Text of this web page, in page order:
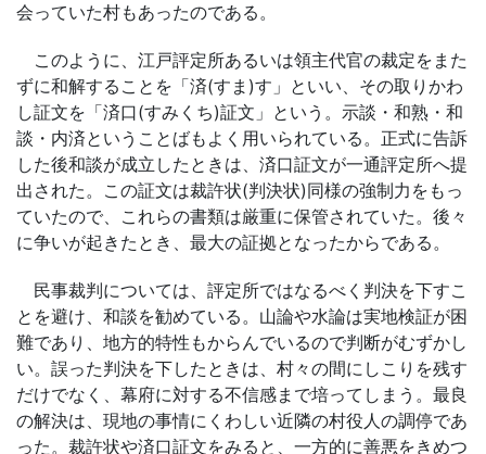
会っていた村もあったのである。
このように、江戸評定所あるいは領主代官の裁定をまた
ずに和解することを「済(すま)す」といい、その取りかわ
し証文を「済口(すみくち)証文」という。示談・和熟・和
談・内済ということばもよく用いられている。正式に告訴
した後和談が成立したときは、済口証文が一通評定所へ提
出された。この証文は裁許状(判決状)同様の強制力をもっ
ていたので、これらの書類は厳重に保管されていた。後々
に争いが起きたとき、最大の証拠となったからである。
民事裁判については、評定所ではなるべく判決を下すこ
とを避け、和談を勧めている。山論や水論は実地検証が困
難であり、地方的特性もからんでいるので判断がむずかし
い。誤った判決を下したときは、村々の間にしこりを残す
だけでなく、幕府に対する不信感まで培ってしまう。最良
の解決は、現地の事情にくわしい近隣の村役人の調停であ
った。裁許状や済口証文をみると、一方的に善悪をきめつ